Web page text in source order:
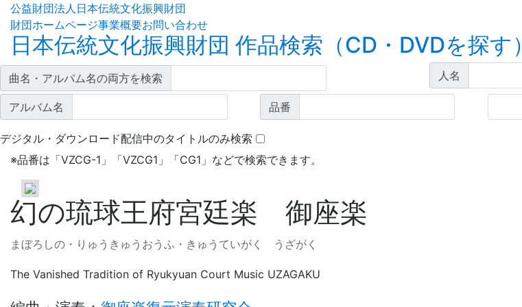
公益財団法人日本伝統文化振興財団
財団ホームページ事業概要お問い合わせ
日本伝統文化振興財団 作品検索（CD・DVDを探す）
曲名・アルバム名の両方を検索 人名
アルバム名 品番
デジタル・ダウンロード配信中のタイトルのみ検索
※品番は「VZCG-1」「VZCG1」「CG1」などで検索できます。
幻の琉球王府宮廷楽 御座楽
まぼろしの・りゅうきゅうおうふ・きゅうていがく うざがく
The Vanished Tradition of Ryukyuan Court Music UZAGAKU